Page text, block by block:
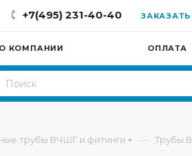
+7(495) 231-40-40
О КОМПАНИИ ОПЛАТА
трубы ВЧШГ и фитинги — Трубы